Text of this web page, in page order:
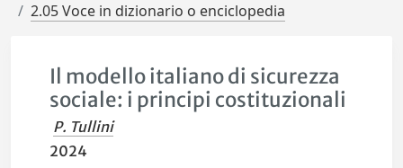
2.05 Voce in dizionario o enciclopedia
Il modello italiano di sicurezza
sociale: i principi costituzionali
P. Tullini
2024